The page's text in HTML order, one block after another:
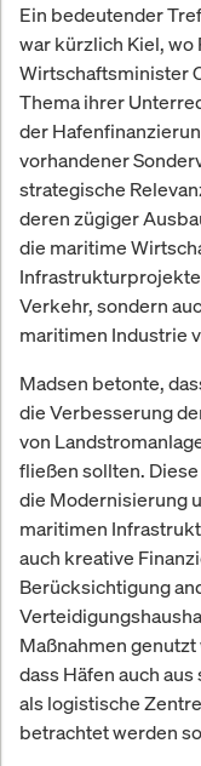
Ein bedeutender
war kürzlich Kiel,
Wirtschaftsminister
Thema ihrer
der
vorhandener
strategische
deren zügiger
die maritime
Verkehr, sondern
maritimen Industrie
Madsen betonte,
die Verbesserung
von
fließen sollten.
die Modernisierung
maritimen
auch kreative
Berücksichtigung
Maßnahmen
dass Häfen auch
als logistische
betrachtet werden